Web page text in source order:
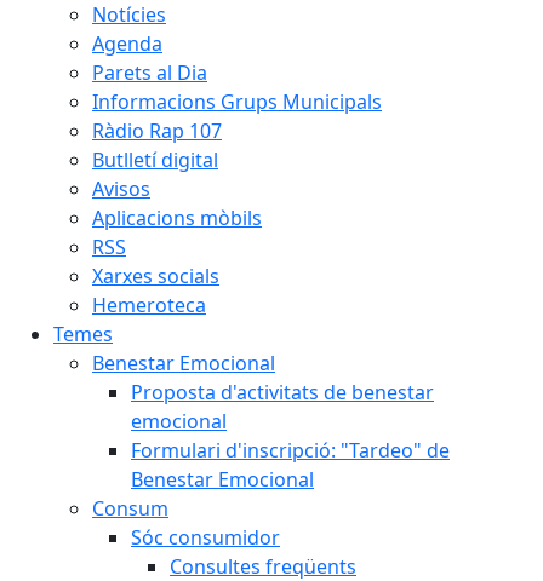
Notícies
Agenda
Parets al Dia
Informacions Grups Municipals
Ràdio Rap 107
Butlletí digital
Avisos
Aplicacions mòbils
RSS
Xarxes socials
Hemeroteca
Temes
Benestar Emocional
Proposta d'activitats de benestar
emocional
Formulari d'inscripció: "Tardeo" de
Benestar Emocional
Consum
Sóc consumidor
Consultes freqüents